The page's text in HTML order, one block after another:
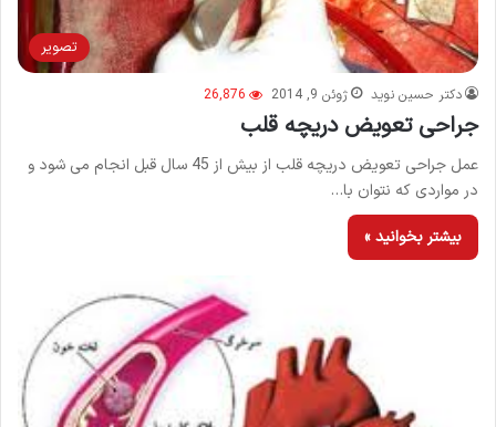
تصویر
دکتر حسین نوید ژوئن 9, 2014 26,876
جراحی تعویض دریچه قلب
عمل جراحی تعویض دریچه قلب از بیش از 45 سال قبل انجام می شود و
در مواردی که نتوان با…
بیشتر بخوانید »